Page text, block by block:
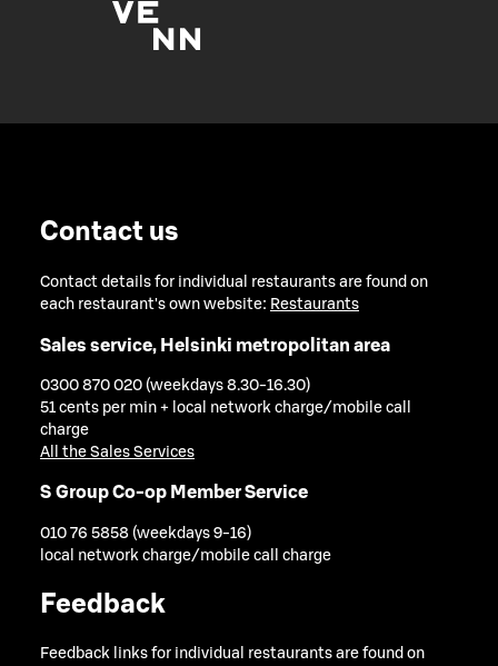
Contact us
Contact details for individual restaurants are found on
each restaurant's own website: Restaurants
Sales service, Helsinki metropolitan area
0300 870 020 (weekdays 8.30-16.30)
51 cents per min + local network charge/mobile call
charge
All the Sales Services
S Group Co-op Member Service
010 76 5858 (weekdays 9-16)
local network charge/mobile call charge
Feedback
Feedback links for individual restaurants are found on